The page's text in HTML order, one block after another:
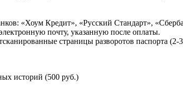
«Хоум Кредит», «Русский Стандарт»,
почту, указанную после оплаты.
страницы разворотов паспорта
историй (500 руб.)